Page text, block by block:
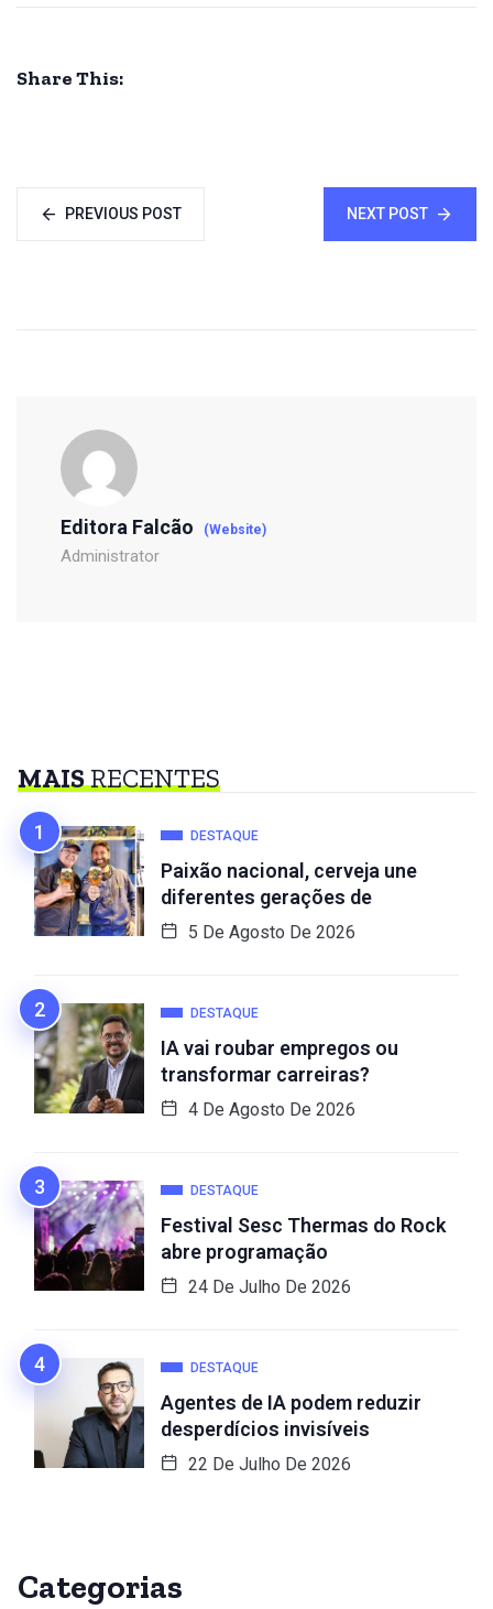
Share This:
PREVIOUS POST NEXT POST
Editora Falcão (Website)
Administrator
MAISRECENTES
DESTAQUE
Paixão nacional, cerveja une
diferentes gerações de
5 De Agosto De 2026
DESTAQUE
IA vai roubar empregos ou
transformar carreiras?
4 De Agosto De 2026
DESTAQUE
Festival Sesc Thermas do Rock
abre programação
24 De Julho De 2026
DESTAQUE
Agentes de IA podem reduzir
desperdícios invisíveis
22 De Julho De 2026
Categorias